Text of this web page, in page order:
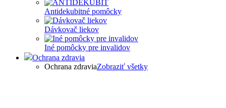
Antidekubitné pomôcky
Dávkovač liekov
Iné pomôcky pre invalidov
Ochrana zdravia
Ochrana zdraviaZobraziť všetky